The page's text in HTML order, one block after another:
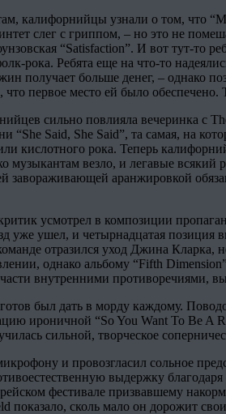
калифорнийцы узнали о том, что
слег с гриппом, – но это не
“Satisfaction”. И вот тут-
рока. Ребята еще на что-то
получает больше денег, – однако
что первое место ей было
сильно повлияла вечеринка с
Said, She Said”, та самая, на
кислотного рока. Теперь
везло, и легавые
завораживающей аранжировкой
усмотрел в композиции
уже ушел, и четырнадцатая
отразился уход Джина Кларка,
однако альбому “Fifth
внутренними противоречиями,
был дать в морду каждому.
ироничной “So You Want To Be A
сильной, творческое
и провозгласил сольное
выдержку
фестивале призвавшему
сколь мало он дорожит